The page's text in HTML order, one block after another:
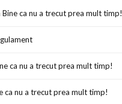
Bine ca nu a trecut prea mult timp!
ca nu a trecut prea mult timp!
ca nu a trecut prea mult timp!